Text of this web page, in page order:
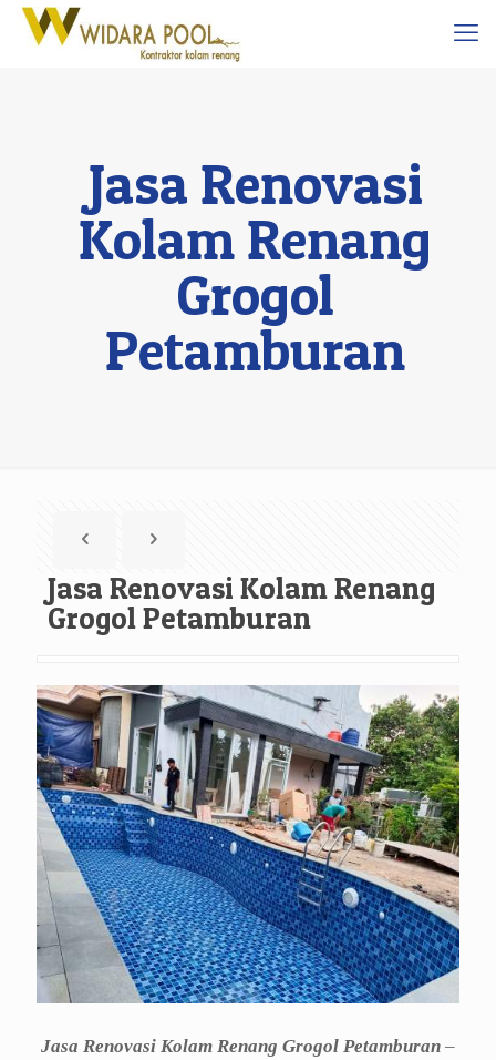
Jasa Renovasi
Kolam Renang
Grogol
Petamburan
Jasa Renovasi Kolam Renang
Grogol Petamburan
Jasa Renovasi Kolam Renang Grogol Petamburan–